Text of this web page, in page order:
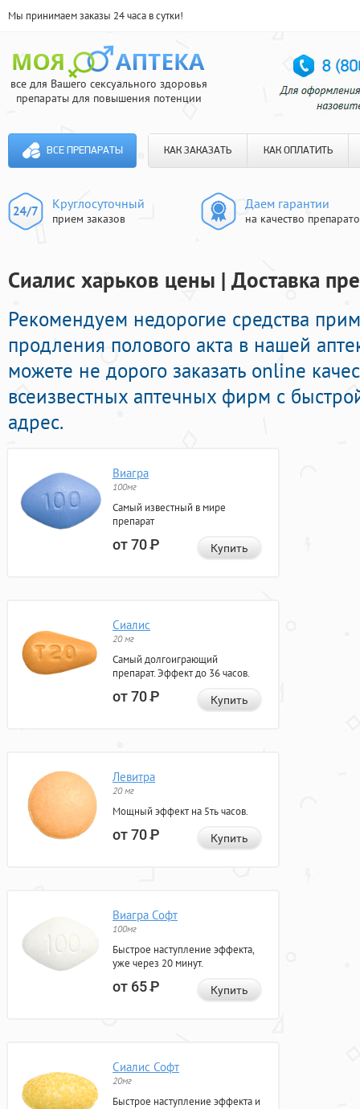
Мы принимаем заказы 24 часа в сутки!
все для Вашего сексуального здоровья
препараты для повышения потенции
ВСЕ ПРЕПАРАТЫ КАК ЗАКАЗАТЬ КАК ОПЛАТИТЬ
Круглосуточный
прием заказов
Даем гарантии
на качество
Сиалис харьков цены | Доставка
Рекомендуем недорогие средства
продления полового акта в нашей
можете не дорого заказать online
всеизвестных аптечных фирм с
адрес.
Виагра
100мг
Самый известный в мире
препарат
от 70Р Купить
Сиалис
20 мг
Самый долгоиграющий
препарат. Эффект до 36 часов.
от 70Р Купить
Левитра
20 мг
Мощный эффект на 5ть часов.
от 70Р Купить
Виагра Софт
100мг
Быстрое наступление эффекта,
уже через 20 минут.
от 65Р Купить
Сиалис Софт
20мг
Быстрое наступление эффекта и